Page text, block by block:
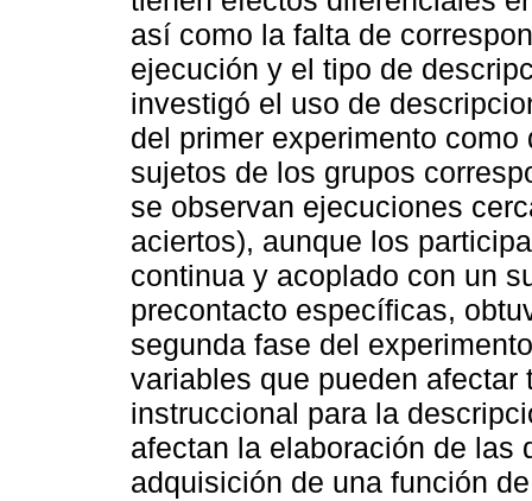
así como la falta de
ejecución y el tipo de
investigó el uso de
del primer experimento
sujetos de los grupos
se observan ejecuciones
aciertos), aunque los
continua y acoplado con un
precontacto específicas,
segunda fase del
variables que pueden
instruccional para la
afectan la elaboración de las
adquisición de una función